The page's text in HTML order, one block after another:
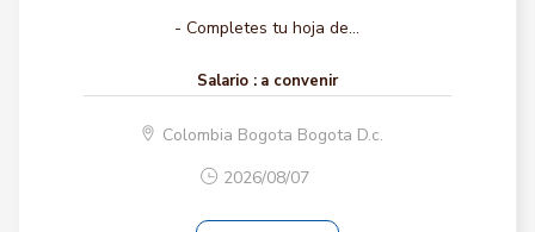
- Completes tu hoja de...
Salario : a convenir
Colombia Bogota Bogota D.c.
2026/08/07